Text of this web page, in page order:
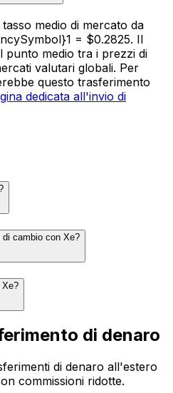
medio di mercato da
= $0.2825. Il
punto medio tra i prezzi di
valutari globali. Per
questo trasferimento
dedicata all'invio di
cambio con Xe?
Xe?
di denaro
di denaro all'estero
commissioni ridotte.